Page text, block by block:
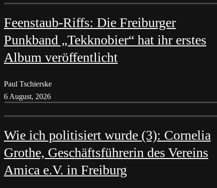
Feenstaub-Riffs: Die Freiburger
Punkband „Tekknobier“ hat ihr erstes
Album veröffentlicht
Paul Tschierske
6 August, 2026
Wie ich politisiert wurde (3): Cornelia
Grothe, Geschäftsführerin des Vereins
Amica e.V. in Freiburg